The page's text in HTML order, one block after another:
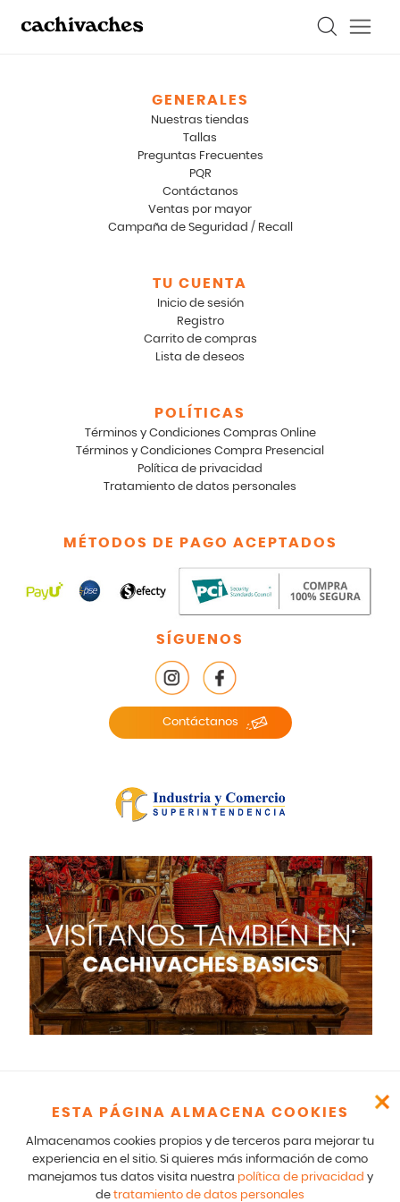
ESTA PÁGINA ALMACENA COOKIES
Almacenamos cookies propios y de terceros para mejorar tu
experiencia en el sitio. Si quieres más información de como
manejamos tus datos visita nuestra política de privacidad y
de tratamiento de datos personales
GENERALES
Nuestras tiendas
Tallas
Preguntas Frecuentes
PQR
Contáctanos
Ventas por mayor
Campaña de Seguridad / Recall
TU CUENTA
Inicio de sesión
Registro
Carrito de compras
Lista de deseos
POLÍTICAS
Términos y Condiciones Compras Online
Términos y Condiciones Compra Presencial
Política de privacidad
Tratamiento de datos personales
MÉTODOS DE PAGO ACEPTADOS
SÍGUENOS
Contáctanos
comunicados@cachivaches.com
Para comunicados legales y notificaciones formales favor escribir
a: team@cachivaches.com